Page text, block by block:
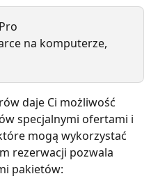
na komputerze,
daje Ci możliwość
specjalnymi ofertami i
mogą wykorzystać
rezerwacji pozwala
pakietów: